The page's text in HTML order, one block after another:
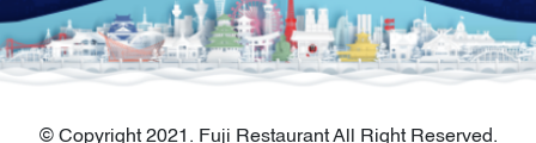
© Copyright 2021. Fuji Restaurant All Right Reserved.